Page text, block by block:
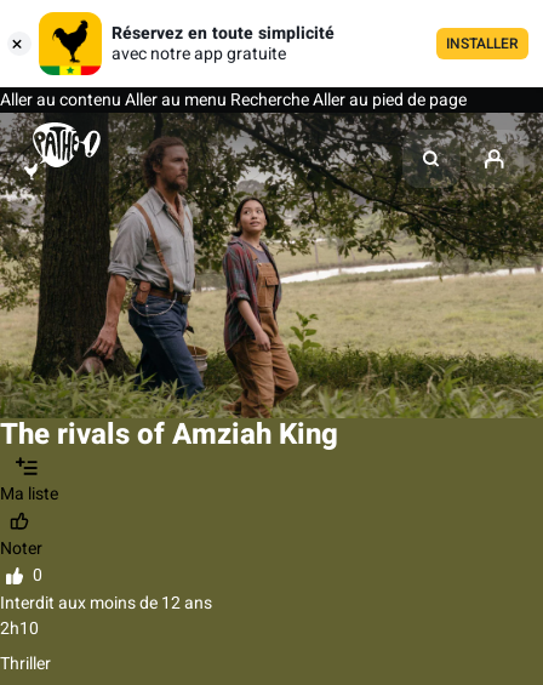
Réservez en toute simplicité
avec notre app gratuite
INSTALLER
Aller au contenuAller au menu RechercheAller au pied de page
The rivals of Amziah King
Ma liste
Noter
0
Interdit aux moins de 12 ans
2h10
Thriller